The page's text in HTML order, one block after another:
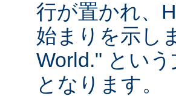
行が置かれ、
始まりを示し
World." とい
となります。